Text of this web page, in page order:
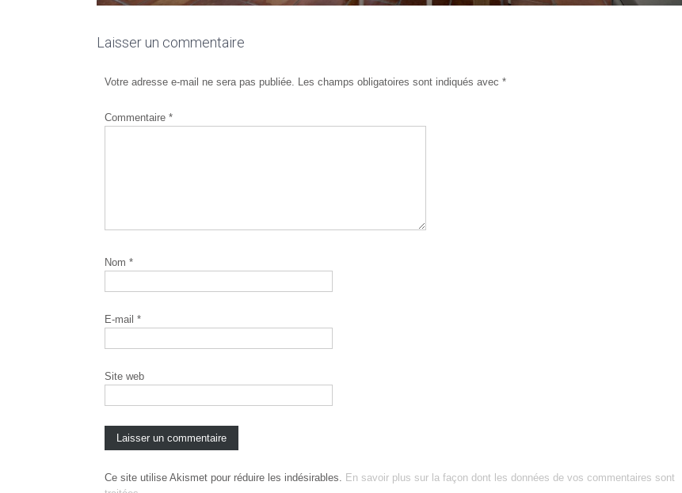
Laisser un commentaire
Votre adresse e-mail ne sera pas publiée. Les champs obligatoires sont indiqués avec *
Commentaire *
Nom *
E-mail *
Site web
Ce site utilise Akismet pour réduire les indésirables. En savoir plus sur la façon dont les données de vos commentaires sont